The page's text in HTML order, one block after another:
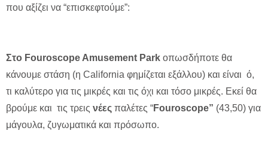
που αξίζει να “επισκεφτούμε”:
Στο Fouroscope Amusement Park οπωσδήποτε θα
κάνουμε στάση (η California φημίζεται εξάλλου) και είναι ό,
τι καλύτερο για τις μικρές και τις όχι και τόσο μικρές. Εκεί θα
βρούμε και τις τρεις νέες παλέτες “Fouroscope” (43,50) για
μάγουλα, ζυγωματικά και πρόσωπο.